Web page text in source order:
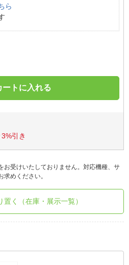
ら
ートに入れる
引き
受けいたしておりません。対応機種、サ
めください。
置く（在庫・展示一覧）